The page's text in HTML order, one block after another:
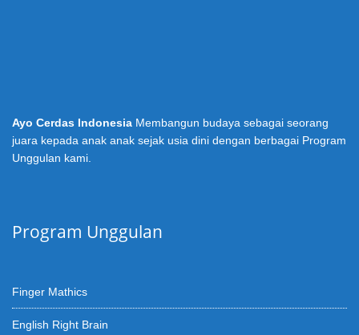
Ayo Cerdas Indonesia Membangun budaya sebagai seorang
juara kepada anak anak sejak usia dini dengan berbagai Program
Unggulan kami.
Program Unggulan
Finger Mathics
English Right Brain